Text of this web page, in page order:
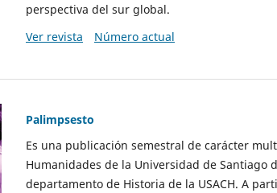
perspectiva del sur global.
Ver revista
Número actual
Palimpsesto
Es una publicación semestral de carácter
Humanidades de la Universidad de Santiago
departamento de Historia de la USACH. A